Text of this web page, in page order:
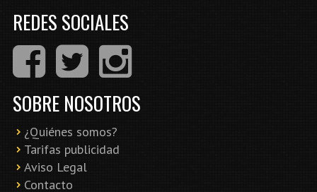
REDES SOCIALES
SOBRE NOSOTROS
¿Quiénes somos?
Tarifas publicidad
Aviso Legal
Contacto